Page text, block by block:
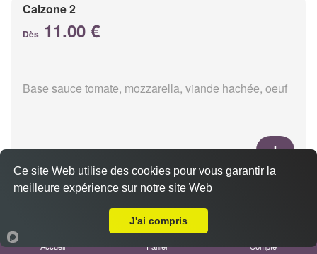
Calzone 2
Dès 11.00 €
Base sauce tomate, mozzarella, viande hachée, oeuf
Calzon 3
Accueil Panier Compte
Ce site Web utilise des cookies pour vous garantir la
meilleure expérience sur notre site Web
J'ai compris